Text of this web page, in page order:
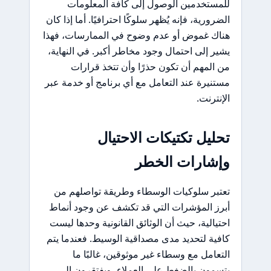
للمستخدمين الوصول إلى كافة المعلومات
الضرورية، فإنه يُظهر سلوكًا احترافيًا. أما إذا كان
هناك غموض أو عدم وضوح في الممارسات، فهذا
يشير إلى احتمال وجود مخاطر أكبر. في النهاية،
من المهم أن تكون حذرًا وأن تتخذ قرارات
مستنيرة عند التعامل مع أي برنامج أو خدمة عبر
الإنترنت.
تحليل تكتيكات الاحتيال
وإشارات الخطر
تعتبر سلوكيات الوسطاء وطريقة تواصلهم من
أبرز المؤشرات التي قد تكشف عن وجود أنماط
احتيالية، حيث أن الوثائق القانونية وحدها ليست
كافية لتحديد مدى مصداقية الوسيط. فعندما يتم
التعامل مع وسطاء غير موثوقين، غالبًا ما